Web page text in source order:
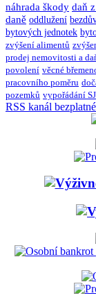
náhrada škody daň
daně oddlužení
bytových jednotek
zvýšení alimentů
prodej nemovitosti a
povolení věcné
pracovního poměru
pozemků vypořádání
RSS kanál